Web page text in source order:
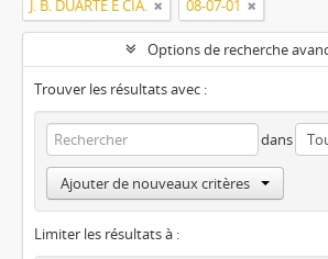
J. B. DUARTE E CIA. 08-07-01
Options de recherche
Trouver les résultats avec :
dans
Ajouter de nouveaux critères
Limiter les résultats à :